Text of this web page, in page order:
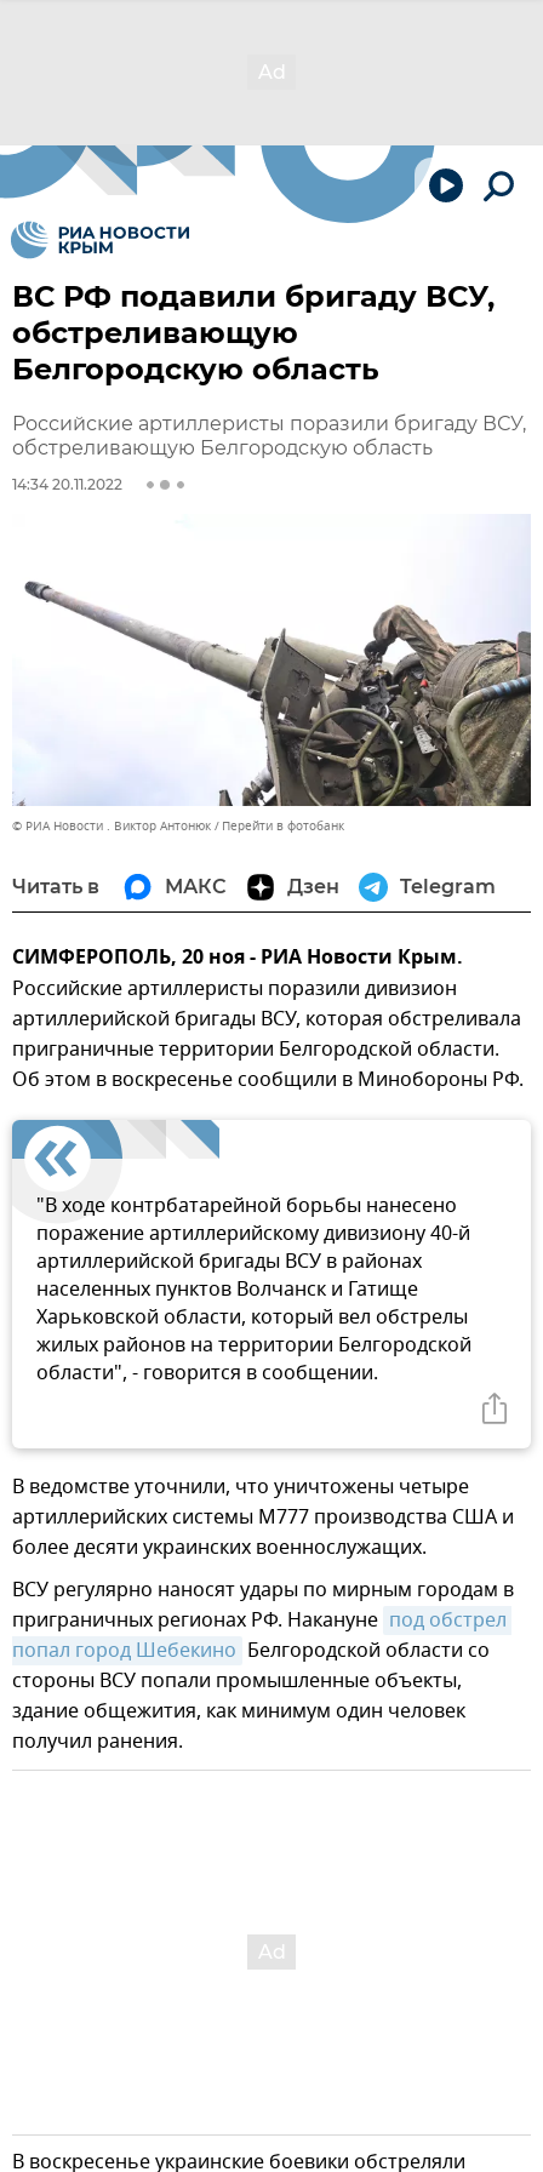
ВС РФ подавили бригаду ВСУ,
обстреливающую
Белгородскую область
Российские артиллеристы поразили бригаду ВСУ,
обстреливающую Белгородскую область
14:34 20.11.2022
© РИА Новости . Виктор Антонюк Перейти в фотобанк
Читать в МАКС Дзен Telegram
СИМФЕРОПОЛЬ, 20 ноя - РИА Новости Крым.
Российские артиллеристы поразили дивизион
артиллерийской бригады ВСУ, которая обстреливала
приграничные территории Белгородской области.
Об этом в воскресенье сообщили в Минобороны РФ.
"В ходе контрбатарейной борьбы нанесено
поражение артиллерийскому дивизиону 40-й
артиллерийской бригады ВСУ в районах
населенных пунктов Волчанск и Гатище
Харьковской области, который вел обстрелы
жилых районов на территории Белгородской
области", - говорится в сообщении.
В ведомстве уточнили, что уничтожены четыре
артиллерийских системы М777 производства США и
более десяти украинских военнослужащих.
ВСУ регулярно наносят удары по мирным городам в
приграничных регионах РФ. Накануне под обстрел
попал город Шебекино Белгородской области со
стороны ВСУ попали промышленные объекты,
здание общежития, как минимум один человек
получил ранения.
В воскресенье украинские боевики обстреляли